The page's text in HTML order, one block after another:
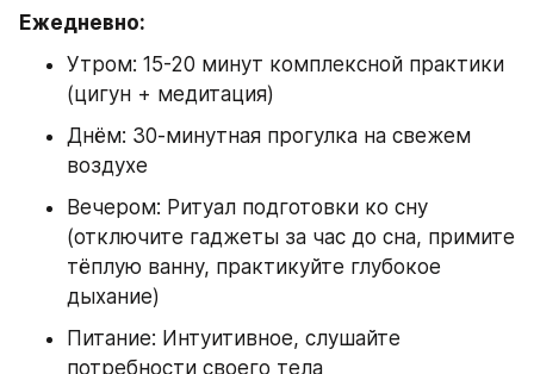
Ежедневно:
Утром: 15-20 минут комплексной практики
(цигун + медитация)
Днём: 30-минутная прогулка на свежем
воздухе
Вечером: Ритуал подготовки ко сну
(отключите гаджеты за час до сна, примите
тёплую ванну, практикуйте глубокое
дыхание)
Питание: Интуитивное, слушайте
потребности своего тела